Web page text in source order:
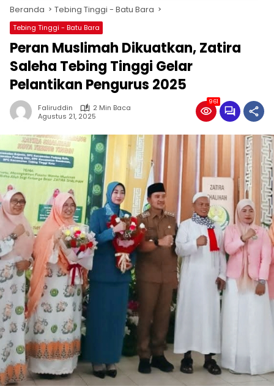
Beranda Tebing Tinggi - Batu Bara
Tebing Tinggi - Batu Bara
‎Peran Muslimah Dikuatkan, Zatira
Saleha Tebing Tinggi Gelar
Pelantikan Pengurus 2025 ‎
Faliruddin
2 Min Baca
Agustus 21, 2025
961